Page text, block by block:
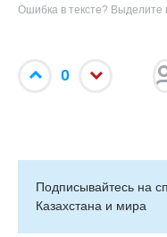
Ошибка в тексте? Выделите
0
Подписывайтесь на
Казахстана и мира